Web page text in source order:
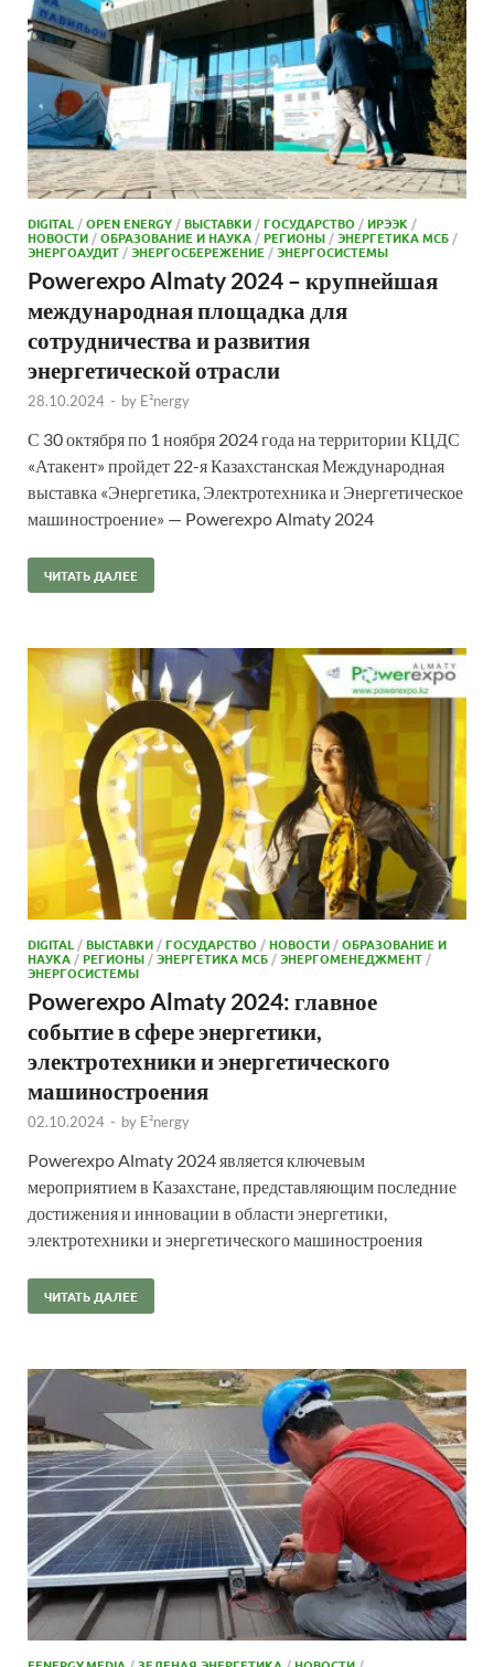
DIGITAL /OPEN ENERGY /ВЫСТАВКИ /ГОСУДАРСТВО /ИРЭЭК /
НОВОСТИ /ОБРАЗОВАНИЕ И НАУКА /РЕГИОНЫ /ЭНЕРГЕТИКА МСБ /
ЭНЕРГОАУДИТ /ЭНЕРГОСБЕРЕЖЕНИЕ /ЭНЕРГОСИСТЕМЫ
Powerexpo Almaty 2024 – крупнейшая
международная площадка для
сотрудничества и развития
энергетической отрасли
28.10.2024 - by E²nergy
С 30 октября по 1 ноября 2024 года на территории КЦДС
«Атакент» пройдет 22-я Казахстанская Международная
выставка «Энергетика, Электротехника и Энергетическое
машиностроение» — Powerexpo Almaty 2024
ЧИТАТЬ ДАЛЕЕ
DIGITAL /ВЫСТАВКИ /ГОСУДАРСТВО /НОВОСТИ /ОБРАЗОВАНИЕ И
НАУКА /РЕГИОНЫ /ЭНЕРГЕТИКА МСБ /ЭНЕРГОМЕНЕДЖМЕНТ /
ЭНЕРГОСИСТЕМЫ
Powerexpo Almaty 2024: главное
событие в сфере энергетики,
электротехники и энергетического
машиностроения
02.10.2024 - by E²nergy
Powerexpo Almaty 2024 является ключевым
мероприятием в Казахстане, представляющим последние
достижения и инновации в области энергетики,
электротехники и энергетического машиностроения
ЧИТАТЬ ДАЛЕЕ